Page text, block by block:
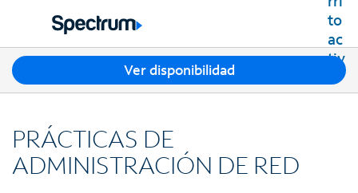
Residencial
Paquetes
Ver paquetes
Ofertas en tu área
Spectrum Internet
Planes de Internet
TV
TV por cable de Spectrum
Ver disponibilidad
r
e
u
g
PRÁCTICAS DE
ADMINISTRACIÓN DE RED